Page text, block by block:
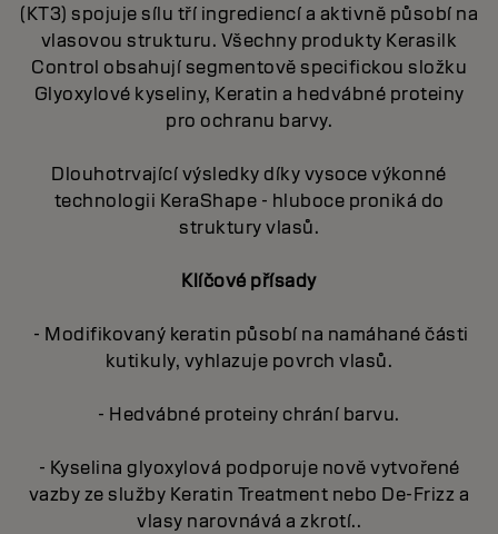
(KT3) spojuje sílu tří ingrediencí a aktivně působí na
vlasovou strukturu. Všechny produkty Kerasilk
Control obsahují segmentově specifickou složku
Glyoxylové kyseliny, Keratin a hedvábné proteiny
pro ochranu barvy.
Dlouhotrvající výsledky díky vysoce výkonné
technologii KeraShape - hluboce proniká do
struktury vlasů.
Klíčové přísady
- Modifikovaný keratin působí na namáhané části
kutikuly, vyhlazuje povrch vlasů.
- Hedvábné proteiny chrání barvu.
- Kyselina glyoxylová podporuje nově vytvořené
vazby ze služby Keratin Treatment nebo De-Frizz a
vlasy narovnává a zkrotí..